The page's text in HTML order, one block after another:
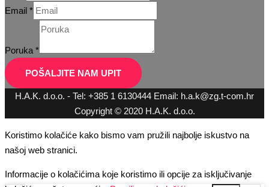
*
Email *
Poruka *
POŠALJITE NAM UPIT
H.A.K. d.o.o. - Tel: +385 1 6130444 Email: h.a.k@zg.t-com.hr
Copyright © 2020 H.A.K. d.o.o.
Koristimo kolačiće kako bismo vam pružili najbolje iskustvo na
našoj web stranici.
Informacije o kolačićima koje koristimo ili opcije za isključivanje